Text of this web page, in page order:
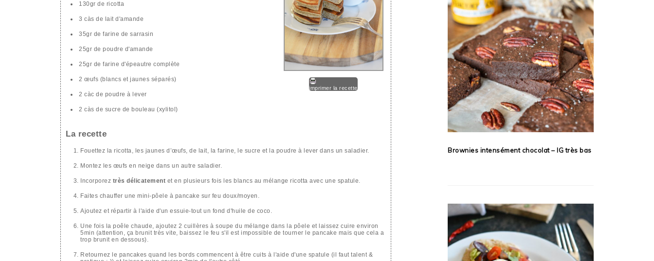
imprimer la recette
130gr de ricotta
3 càs de lait d'amande
35gr de farine de sarrasin
25gr de poudre d'amande
25gr de farine d'épeautre complète
2 œufs (blancs et jaunes séparés)
2 càc de poudre à lever
2 càs de sucre de bouleau (xylitol)
La recette
Fouettez la ricotta, les jaunes d’œufs, de lait, la farine, le sucre et la poudre à lever dans un saladier.
Montez les œufs en neige dans un autre saladier.
Incorporez très délicatement et en plusieurs fois les blancs au mélange ricotta avec une spatule.
Faites chauffer une mini-pôele à pancake sur feu doux/moyen.
Ajoutez et répartir à l'aide d'un essuie-tout un fond d'huile de coco.
Une fois la poêle chaude, ajoutez 2 cuillères à soupe du mélange dans la pôele et laissez cuire environ
5min (attention, ça brunit très vite, baissez le feu s'il est impossible de tourner le pancake mais que cela a
trop brunit en dessous).
Retournez le pancakes quand les bords commencent à être cuits à l'aide d'une spatule (il faut talent &
Brownies intensément chocolat – IG très bas